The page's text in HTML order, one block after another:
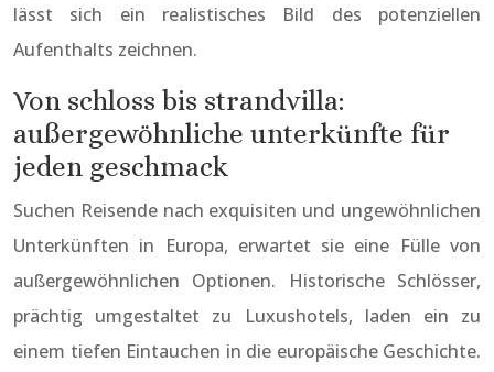
lässt sich ein realistisches Bild des potenziellen
Aufenthalts zeichnen.
Von schloss bis strandvilla:
außergewöhnliche unterkünfte für
jeden geschmack
Suchen Reisende nach exquisiten und ungewöhnlichen
Unterkünften in Europa, erwartet sie eine Fülle von
außergewöhnlichen Optionen. Historische Schlösser,
prächtig umgestaltet zu Luxushotels, laden ein zu
einem tiefen Eintauchen in die europäische Geschichte.